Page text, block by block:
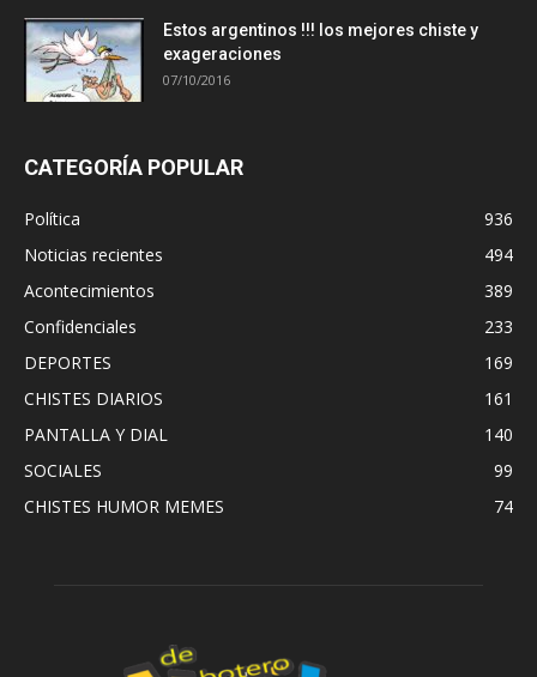
Estos argentinos !!! los mejores chiste y
exageraciones
07/10/2016
CATEGORÍA POPULAR
Política
936
Noticias recientes
494
Acontecimientos
389
Confidenciales
233
DEPORTES
169
CHISTES DIARIOS
161
PANTALLA Y DIAL
140
SOCIALES
99
CHISTES HUMOR MEMES
74